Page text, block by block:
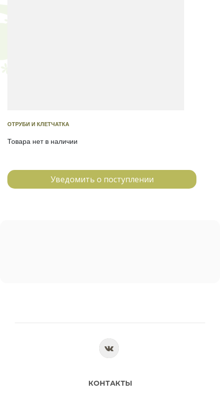
ОТРУБИ И КЛЕТЧАТКА
Товара нет в наличии
Уведомить о поступлении
КОНТАКТЫ